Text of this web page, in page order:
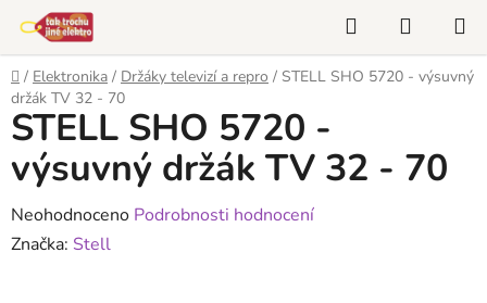
obsah
Hledat
KOŠÍK
Domů
/ Elektronika / Držáky televizí a repro / STELL SHO 5720 - výsuvný
držák TV 32 - 70
STELL SHO 5720 -
výsuvný držák TV 32 - 70
Průměrné
hodnocení
Neohodnoceno Podrobnosti hodnocení
Značka: Stell